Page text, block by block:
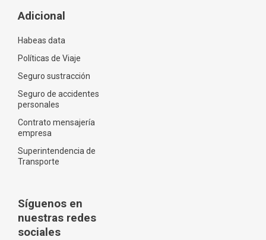
Adicional
Habeas data
Políticas de Viaje
Seguro sustracción
Seguro de accidentes
personales
Contrato mensajería
empresa
Superintendencia de
Transporte
Síguenos en
nuestras redes
sociales